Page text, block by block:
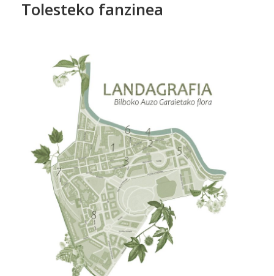
Tolesteko fanzinea